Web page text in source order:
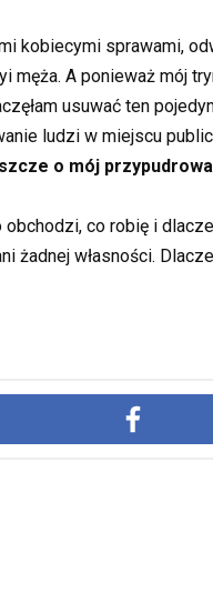
kobiecymi sprawami,
męża. A ponieważ mój
usuwać ten
ludzi w miejscu
o mój
co robię i
żadnej własności.